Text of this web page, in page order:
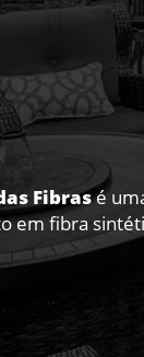
Fibrasé
em fibra